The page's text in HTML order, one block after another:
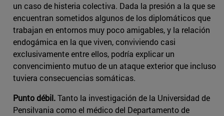
un caso de histeria colectiva. Dada la presión a la que se
encuentran sometidos algunos de los diplomáticos que
trabajan en entornos muy poco amigables, y la relación
endogámica en la que viven, conviviendo casi
exclusivamente entre ellos, podría explicar un
convencimiento mutuo de un ataque exterior que incluso
tuviera consecuencias somáticas.
Punto débil.Tanto la investigación de la Universidad de
Pensilvania como el médico del Departamento de